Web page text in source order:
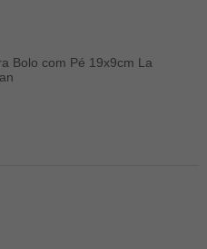
Bolo com Pé 19x9cm La